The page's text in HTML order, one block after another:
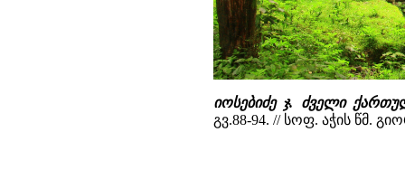
იოსებიძე ჯ. ძველი
გვ.88-94. // სოფ. აჭის წმ.